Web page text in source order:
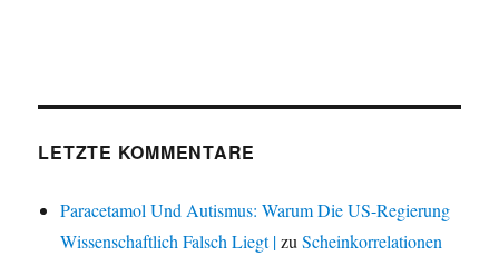
LETZTE KOMMENTARE
Paracetamol Und Autismus: Warum Die US-Regierung
Wissenschaftlich Falsch Liegt |zuScheinkorrelationen